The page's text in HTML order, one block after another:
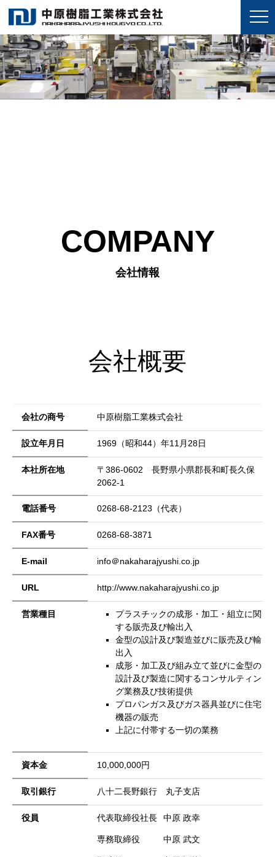
COMPANY
会社情報
会社概要
会社の商号 中原樹脂工業株式会社
設立年月日 1969（昭和44）年11月28日
本社所在地
〒386-0602 長野県小県郡長和町長久保
2062-1
電話番号 0268-68-2123（代表）
FAX番号 0268-68-3871
E-mail info＠nakaharajyushi.co.jp
URL http://www.nakaharajyushi.co.jp
営業種目
プラスチックの成形・加工・組立に関
する販売及び輸出入
金型の設計及び製造並びに販売及び輸
出入
成形・加工及び組み立て並びに金型の
設計及び製造に関するコンサルティン
グ業務及び技術提供
プロパンガス及びガス器具並びに住宅
機器の販売
上記に付帯する一切の業務
資本金 10,000,000円
取引銀行 八十二長野銀行 丸子支店
役員 代表取締役社長 中原 政幸
専務取締役 中原 武文